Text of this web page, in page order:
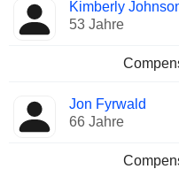
Kimberly
53 Jahre
Jon Fyrwald
66 Jahre